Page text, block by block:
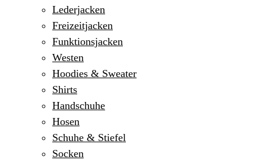
Lederjacken
Freizeitjacken
Funktionsjacken
Westen
Hoodies & Sweater
Shirts
Handschuhe
Hosen
Schuhe & Stiefel
Socken